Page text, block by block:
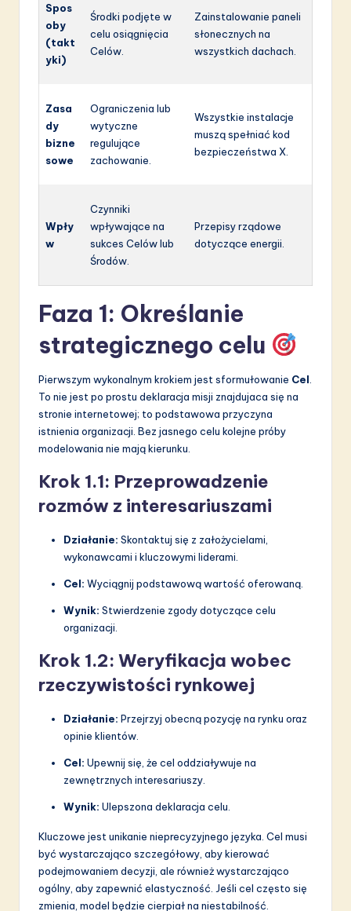
Spos
oby
(takt
yki)
Środki podjęte w
celu osiągnięcia
Celów.
Zainstalowanie paneli
słonecznych na
wszystkich dachach.
Zasa
dy
bizne
sowe
Ograniczenia lub
wytyczne
regulujące
zachowanie.
Wszystkie instalacje
muszą spełniać kod
bezpieczeństwa X.
Wpły
w
Czynniki
wpływające na
sukces Celów lub
Środów.
Przepisy rządowe
dotyczące energii.
Faza 1: Określanie
strategicznego celu
Pierwszym wykonalnym krokiem jest sformułowanie Cel
To nie jest po prostu deklaracja misji znajdujaca się na
stronie internetowej; to podstawowa przyczyna
istnienia organizacji. Bez jasnego celu kolejne próby
modelowania nie mają kierunku.
Krok 1.1: Przeprowadzenie
rozmów z interesariuszami
Działanie: Skontaktuj się z założycielami,
wykonawcami i kluczowymi liderami.
Cel: Wyciągnij podstawową wartość oferowaną.
Wynik: Stwierdzenie zgody dotyczące celu
organizacji.
Krok 1.2: Weryfikacja wobec
rzeczywistości rynkowej
Działanie: Przejrzyj obecną pozycję na rynku oraz
opinie klientów.
Cel: Upewnij się, że cel oddziaływuje na
zewnętrznych interesariuszy.
Wynik: Ulepszona deklaracja celu.
Kluczowe jest unikanie nieprecyzyjnego języka. Cel musi
być wystarczająco szczegółowy, aby kierować
podejmowaniem decyzji, ale również wystarczająco
ogólny, aby zapewnić elastyczność. Jeśli cel często się
zmienia, model będzie cierpiał na niestabilność.